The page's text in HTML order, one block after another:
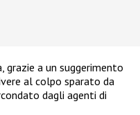
grazie a un suggerimento
al colpo sparato da
dagli agenti di